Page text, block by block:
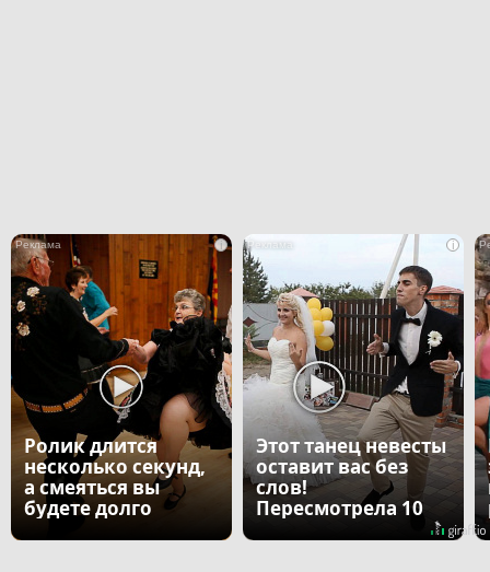
i
Ролик длится
несколько секунд,
а смеяться вы
будете долго
i
Этот танец невесты
оставит вас без
слов!
Пересмотрела 10